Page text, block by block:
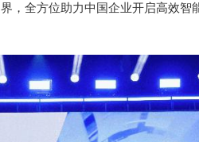
，全方位助力中国企业开启高效智